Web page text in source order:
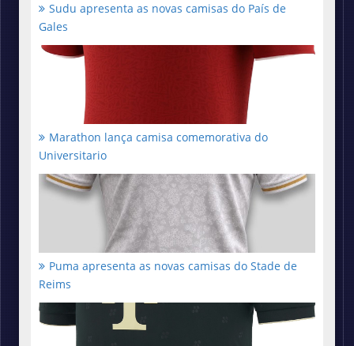
Sudu apresenta as novas camisas do País de
Gales
Marathon lança camisa comemorativa do
Universitario
Puma apresenta as novas camisas do Stade de
Reims